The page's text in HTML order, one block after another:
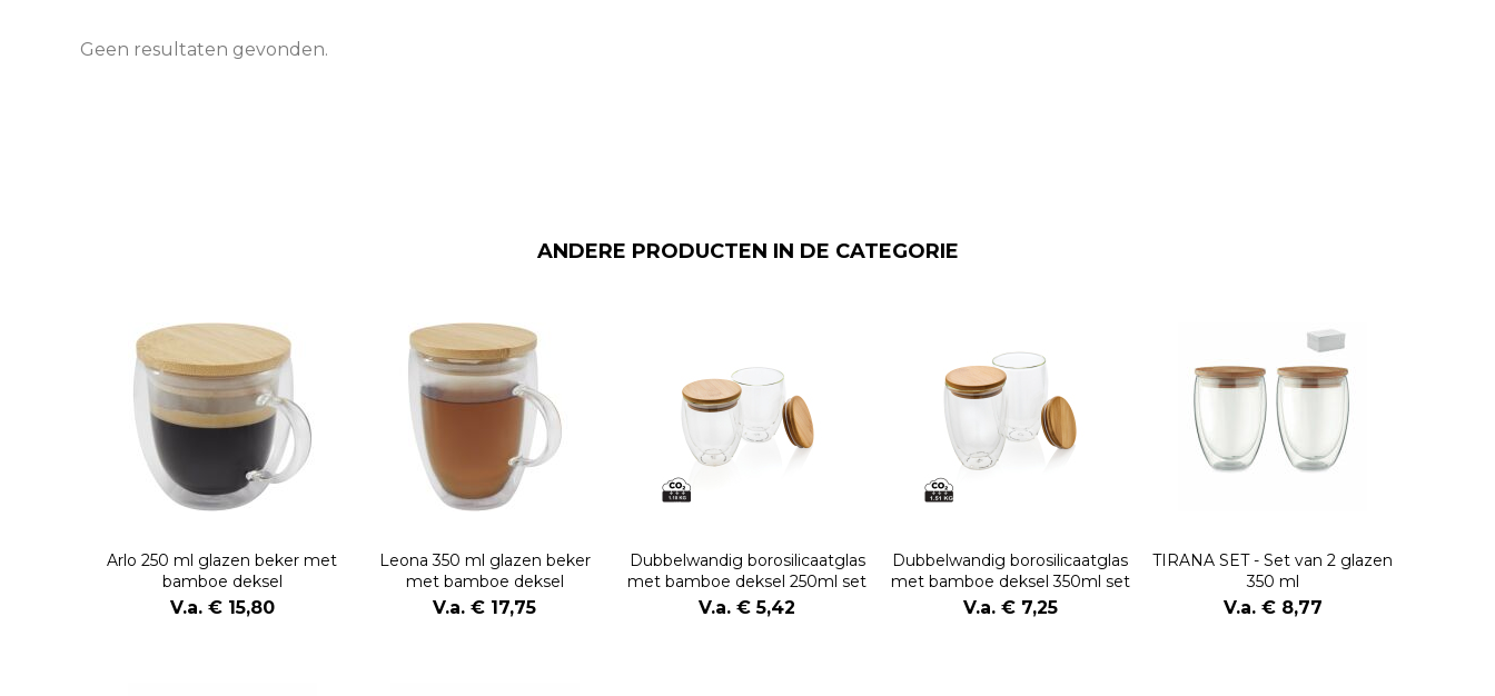
Geen resultaten gevonden.
ANDERE PRODUCTEN IN DE CATEGORIE
Arlo 250 ml glazen beker met
bamboe deksel
V.a. € 15,80
Leona 350 ml glazen beker
met bamboe deksel
V.a. € 17,75
Dubbelwandig borosilicaatglas
met bamboe deksel 250ml set
V.a. € 5,42
Dubbelwandig borosilicaatglas
met bamboe deksel 350ml set
V.a. € 7,25
TIRANA SET - Set van 2 glazen
350 ml
V.a. € 8,77